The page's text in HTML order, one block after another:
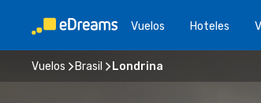
Vuelos Hoteles
Vuelos Brasil Londrina